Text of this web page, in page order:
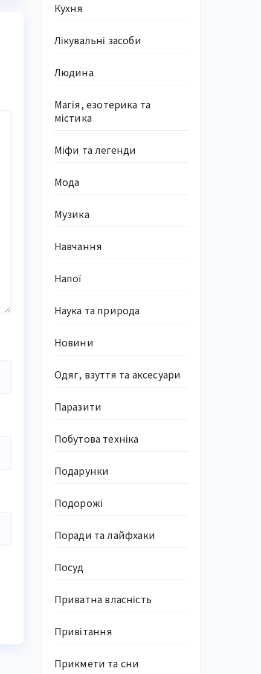
Кухня
Лікувальні засоби
Людина
Магія, езотерика та
містика
Міфи та легенди
Мода
Музика
Навчання
Напої
Наука та природа
Новини
Одяг, взуття та аксесуари
Паразити
Побутова техніка
Подарунки
Подорожі
Поради та лайфхаки
Посуд
Приватна власність
Привітання
Прикмети та сни